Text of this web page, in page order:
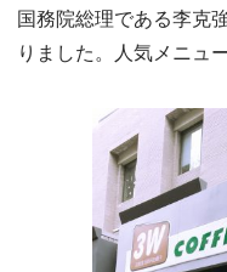
国務院総理である李克
りました。人気メニュ